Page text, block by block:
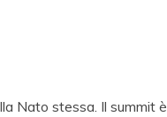
Nato stessa. Il summit è